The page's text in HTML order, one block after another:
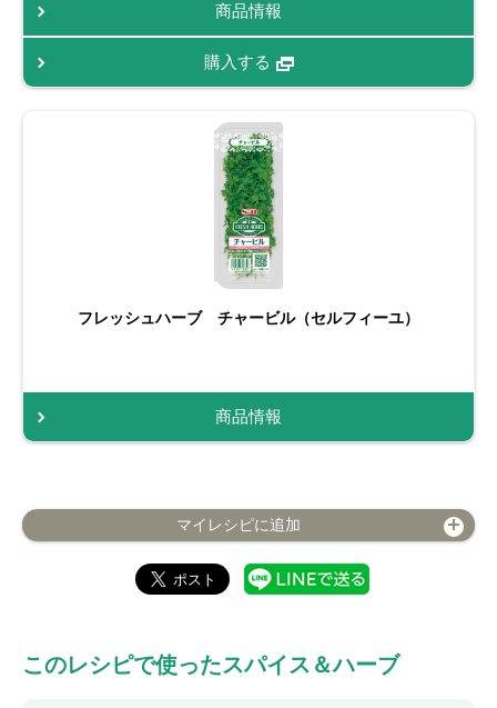
商品情報
購入する
フレッシュハーブ チャービル（セルフィーユ）
商品情報
マイレシピに追加
このレシピで使ったスパイス＆ハーブ